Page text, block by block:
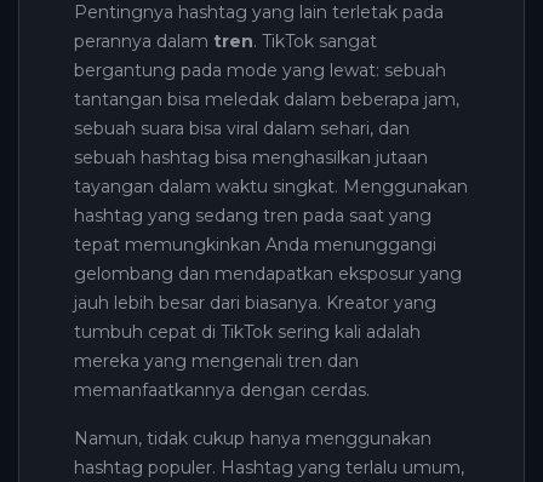
Pentingnya hashtag yang lain terletak pada
perannya dalam tren. TikTok sangat
bergantung pada mode yang lewat: sebuah
tantangan bisa meledak dalam beberapa jam,
sebuah suara bisa viral dalam sehari, dan
sebuah hashtag bisa menghasilkan jutaan
tayangan dalam waktu singkat. Menggunakan
hashtag yang sedang tren pada saat yang
tepat memungkinkan Anda menunggangi
gelombang dan mendapatkan eksposur yang
jauh lebih besar dari biasanya. Kreator yang
tumbuh cepat di TikTok sering kali adalah
mereka yang mengenali tren dan
memanfaatkannya dengan cerdas.
Namun, tidak cukup hanya menggunakan
hashtag populer. Hashtag yang terlalu umum,